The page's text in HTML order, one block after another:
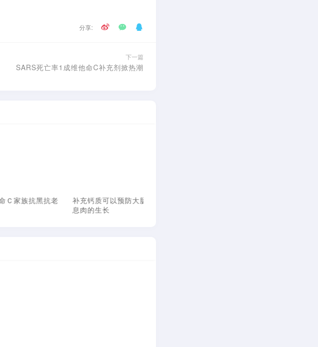
分享:
下一篇
SARS死亡率1成维他命C补充剂掀热潮
婴幼儿过早服用多种维
长沙汉代女尸骨质胜过
活人